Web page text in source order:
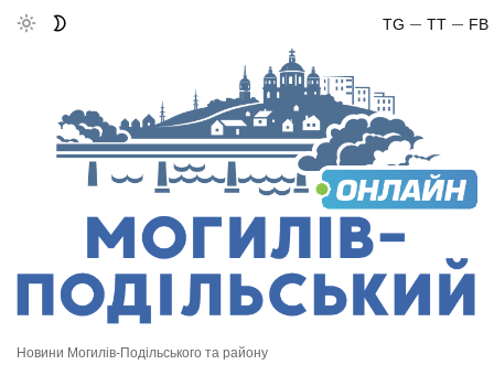
FB
TT
TG
Новини Могилів-Подільського та району